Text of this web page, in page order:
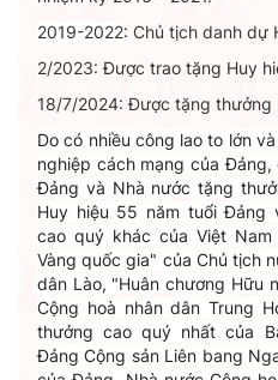
2019-2022: Chủ tịch danh dự
2/2023: Được trao tặng Huy
18/7/2024: Được tặng thưởng
Do có nhiều công lao to lớn
nghiệp cách mạng của
Đảng và Nhà nước tặng
Huy hiệu 55 năm tuổi Đảng
cao quý khác của Việt
Vàng quốc gia" của Chủ tịch
dân Lào, "Huân chương Hữu
Cộng hoà nhân dân Trung
thưởng cao quý nhất của
Đảng Cộng sản Liên bang